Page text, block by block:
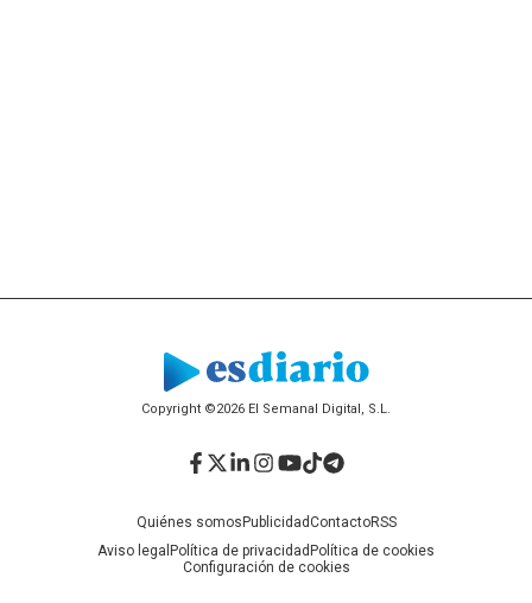
Copyright ©2026 El Semanal Digital, S.L.
Quiénes somosPublicidadContactoRSS
Aviso legal Política de privacidadPolítica de cookies
Configuración de cookies
Facebook
Twitter
LinkedIn
Instagram
YouTube
TikTok
Telegram